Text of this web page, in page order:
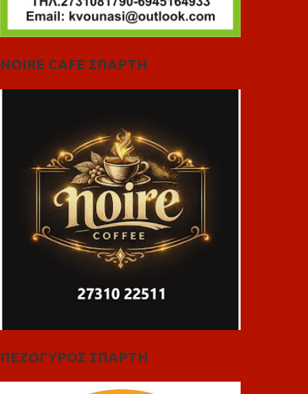
NOIRE CAFE ΣΠΑΡΤΗ
ΠΕΖΟΓΥΡΟΣ ΣΠΑΡΤΗ